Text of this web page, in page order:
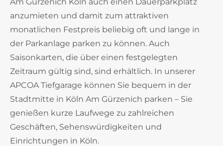
anzumieten und damit zum attraktiven
monatlichen Festpreis beliebig oft und lange in
der Parkanlage parken zu können. Auch
Saisonkarten, die über einen festgelegten
Zeitraum gültig sind, sind erhältlich. In unserer
APCOA Tiefgarage können Sie bequem in der
Stadtmitte in Köln Am Gürzenich parken – Sie
genießen kurze Laufwege zu zahlreichen
Geschäften, Sehenswürdigkeiten und
Einrichtungen in Köln.